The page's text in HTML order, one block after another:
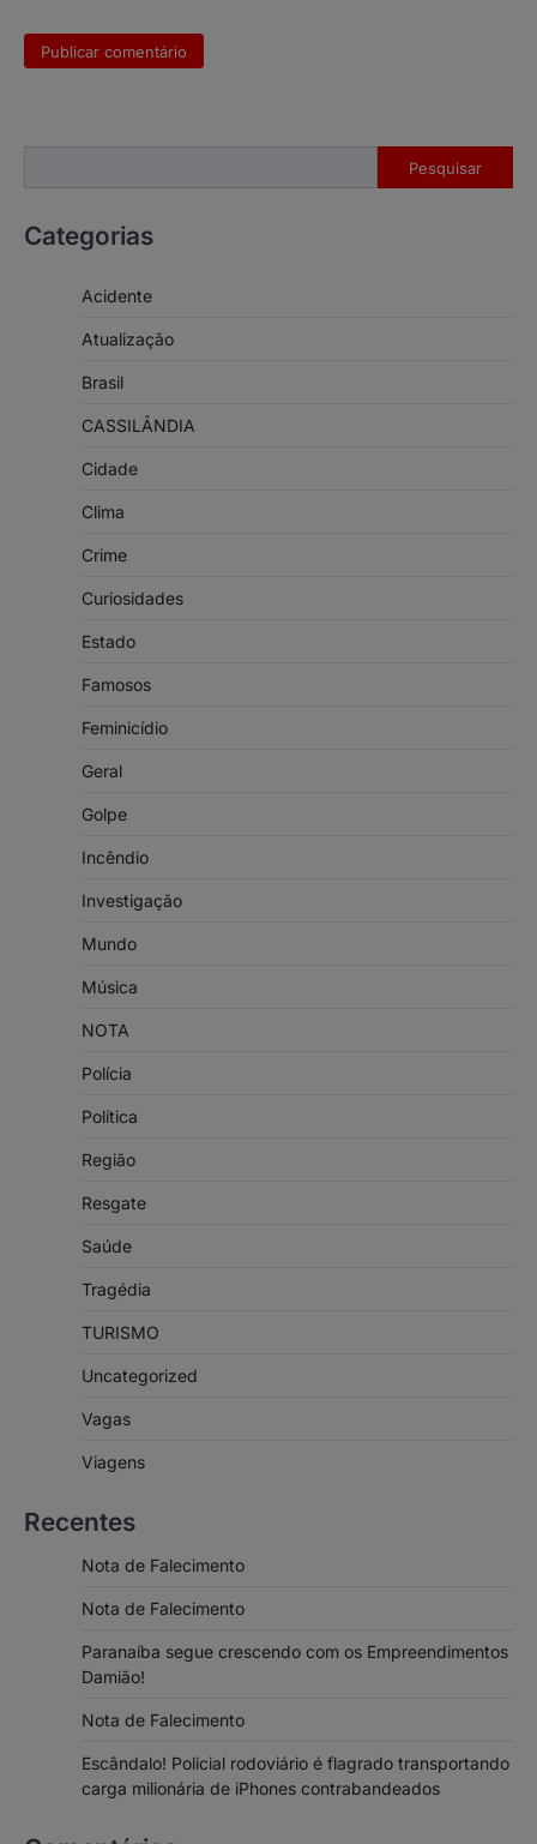
Pesquisar
Categorias
Acidente
Atualização
Brasil
CASSILÂNDIA
Cidade
Clima
Crime
Curiosidades
Estado
Famosos
Feminicídio
Geral
Golpe
Incêndio
Investigação
Mundo
Música
NOTA
Polícia
Política
Região
Resgate
Saúde
Tragédia
TURISMO
Uncategorized
Vagas
Viagens
Recentes
Nota de Falecimento
Nota de Falecimento
Paranaíba segue crescendo com os Empreendimentos
Damião!
Nota de Falecimento
Escândalo! Policial rodoviário é flagrado transportando
carga milionária de iPhones contrabandeados